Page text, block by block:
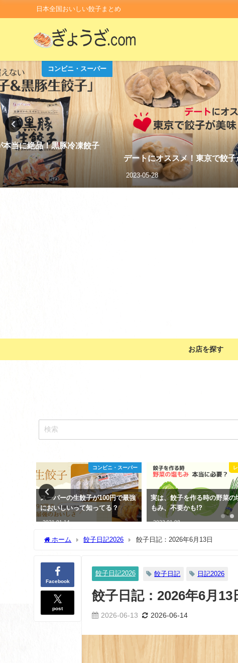
日本全国おいしい餃子まとめ
コンビニ・スーパー
当に絶品！黒豚冷凍餃子
デートにオススメ！東京で餃
2023-05-28
お店を探す
コンビニ・スーパー
スーパーの生餃子が100円で最強
においしいって知ってる？
2021-01-14
実は、餃子を作る時の野菜の
もみ、不要かも!?
2023-01-08
ホーム 餃子日記2026 餃子日記：2026年6月13日
Facebook
post
餃子日記2026 餃子日記 日記2026
餃子日記：2026年6月13
2026-06-13 2026-06-14